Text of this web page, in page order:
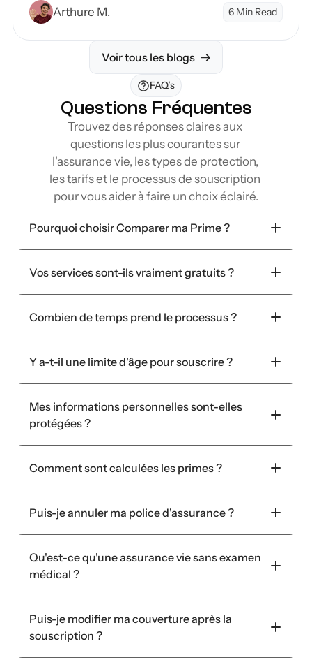
couverture et étapes pour sécuriser votre avenir
financier.
Arthure M. 6 Min Read
Voir tous les blogs
FAQ’s
Questions Fréquentes
Trouvez des réponses claires aux
questions les plus courantes sur
l'assurance vie, les types de protection,
les tarifs et le processus de souscription
pour vous aider à faire un choix éclairé.
Pourquoi choisir Comparer ma Prime ?
Vos services sont-ils vraiment gratuits ?
Combien de temps prend le processus ?
Y a-t-il une limite d'âge pour souscrire ?
Mes informations personnelles sont-elles
protégées ?
Comment sont calculées les primes ?
Puis-je annuler ma police d'assurance ?
Qu'est-ce qu'une assurance vie sans examen
médical ?
Puis-je modifier ma couverture après la
souscription ?